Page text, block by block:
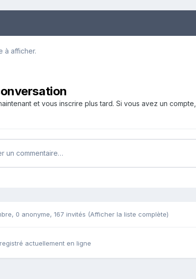
à afficher.
et vous inscrire plus tard. Si vous avez un compte,
un commentaire…
, 0 anonyme, 167 invités (Afficher la liste complète)
actuellement en ligne